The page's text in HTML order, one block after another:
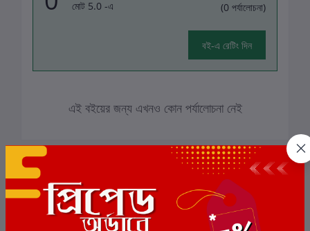
মোট 5.0 -এ (0 পর্যালোচনা)
বই-এ রেটিং দিন
এই বইয়ের জন্য এখনও কোন পর্যালোচনা নেই
সংশ্লিষ্ট বই